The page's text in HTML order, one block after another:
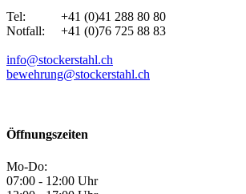
Tel: +41 (0)41 288 80 80
Notfall: +41 (0)76 725 88 83
info@stockerstahl.ch
bewehrung@stockerstahl.ch
Öffnungszeiten
Mo-Do:
07:00 - 12:00 Uhr